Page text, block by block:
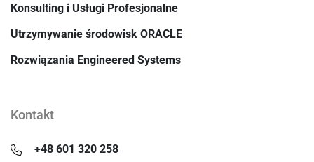
Konsulting i Usługi Profesjonalne
Utrzymywanie środowisk ORACLE
Rozwiązania Engineered Systems
Kontakt
+48 601 320 258